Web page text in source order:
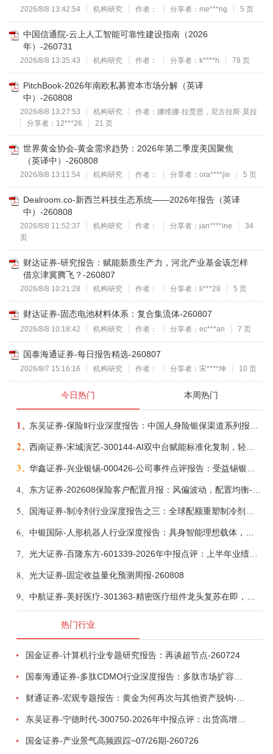
2026/8/8 13:42:54 机构研究 作者： 分享者：me***ng 5 页
中国信通院-云上人工智能可靠性建设指南（2026
年）-260731
2026/8/8 13:35:43 机构研究 作者： 分享者：k****h 78 页
PitchBook-2026年南欧私募资本市场分解（英译
中）-260808
2026/8/8 13:27:53 机构研究
作者：娜维娜·拉贾恩，尼古拉斯·莫拉
分享者：12***26
21 页
世界黄金协会-黄金需求趋势：2026年第二季度美国聚焦
（英译中）-260808
2026/8/8 13:11:54 机构研究 作者： 分享者：ora****jie 5 页
Dealroom.co-新西兰科技生态系统——2026年报告（英译
中）-260808
2026/8/8 11:52:37 机构研究 作者： 分享者：jan****ine
34
页
财达证券-研究报告：赋能新质生产力，河北产业基金该怎样
借京津冀腾飞？-260807
2026/8/8 10:21:28 机构研究 作者： 分享者：li***28 5 页
财达证券-固态电池材料体系：复合集流体-260807
2026/8/8 10:18:42 机构研究 作者： 分享者：ec***an 7 页
国泰海通证券-每日报告精选-260807
2026/8/7 15:16:16 机构研究 作者： 分享者：宋****坤 10 页
今日热门 本周热门
1、
2、
3、
4、
5、
6、
7、 光大证券-百隆东方-601339-2026年中报点评：上半年业绩表现高增，国内外产能均有亮眼表现-260807
8、 光大证券-固定收益量化预测周报-260808
9、
热门行业
国金证券-计算机行业专题研究报告：再谈超节点-260724
东吴证券-宁德时代-300750-2026年中报点评：出货高增业绩稳健，回购彰显龙头信心-260726
国金证券-产业景气高频跟踪~07/26期-260726